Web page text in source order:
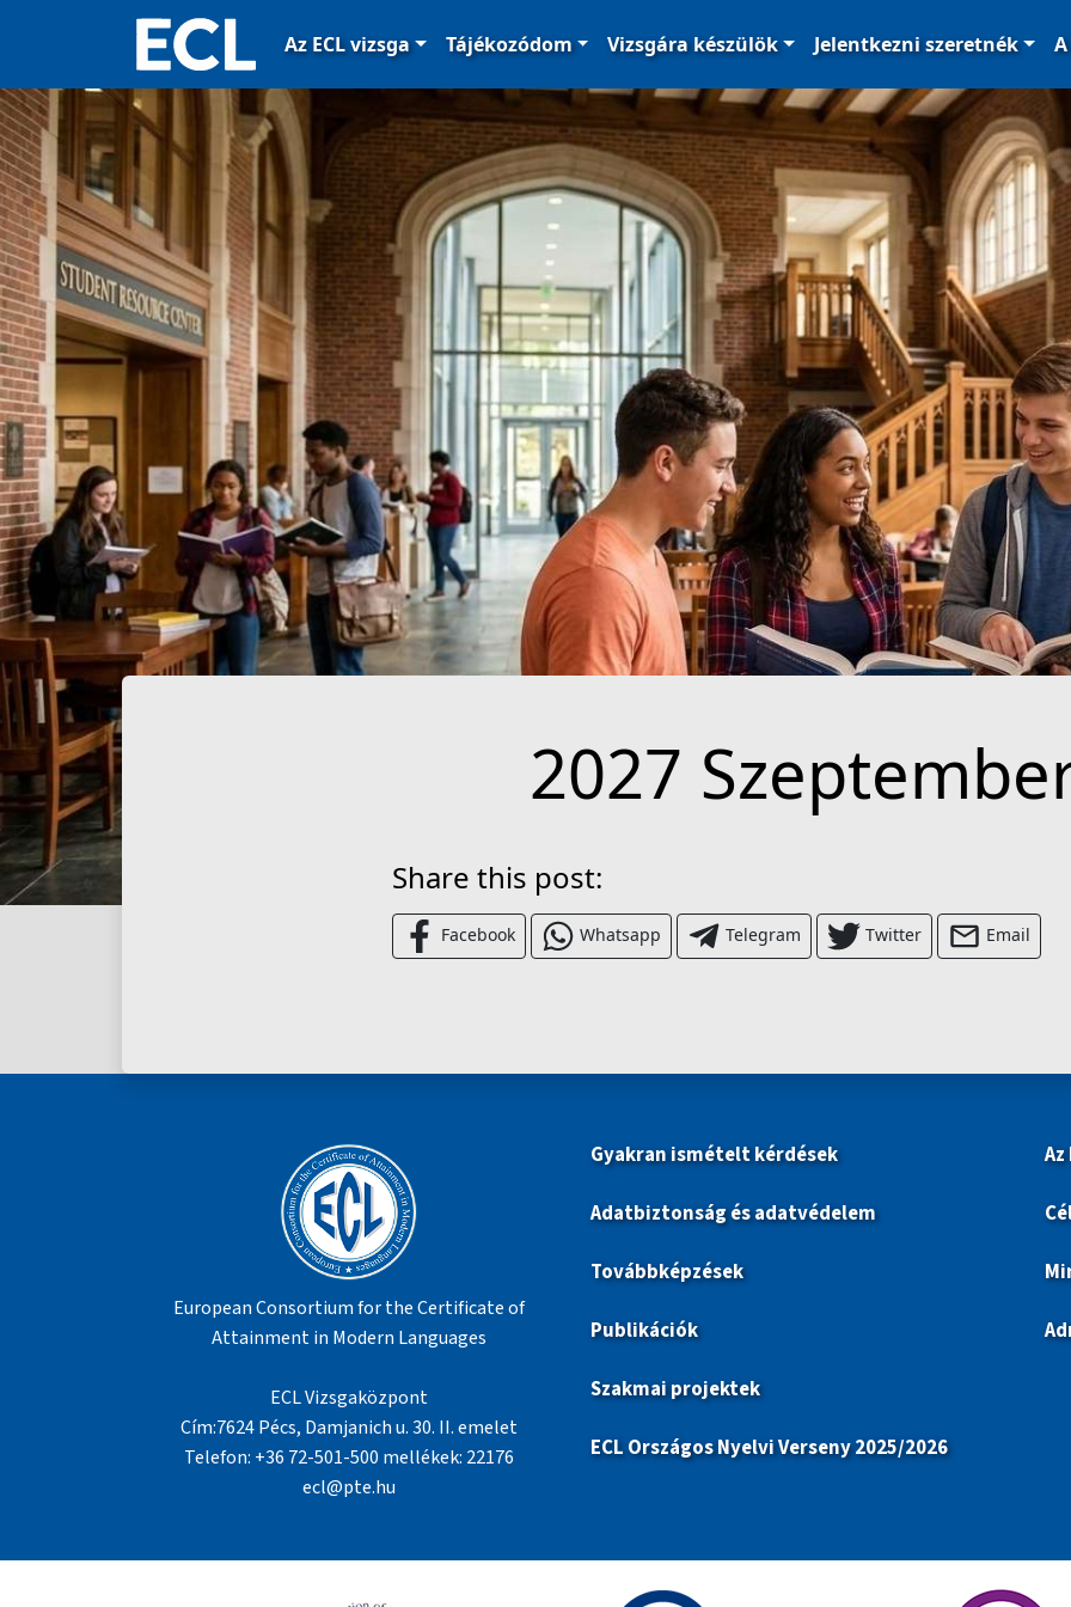
Az ECL vizsga Tájékozódom Vizsgára készülök Jelentkezni szeretnék
2027
Share this post:
Facebook Whatsapp Telegram Twitter Email
European Consortium for the Certificate of
Attainment in Modern Languages
ECL Vizsgaközpont
Cím:7624 Pécs, Damjanich u. 30. II. emelet
Telefon: +36 72-501-500 mellékek: 22176
ecl@pte.hu
Gyakran ismételt kérdések
Adatbiztonság és adatvédelem
Továbbképzések
Publikációk
Szakmai projektek
ECL Országos Nyelvi Verseny 2025/2026